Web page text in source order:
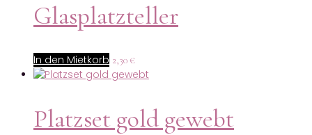
Glasplatzteller
In den Mietkorb 2,30 €
Platzset gold gewebt